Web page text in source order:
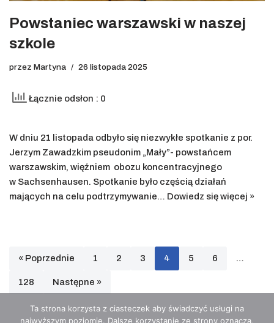
Powstaniec warszawski w naszej
szkole
przez Martyna 26 listopada 2025
Łącznie odsłon : 0
W dniu 21 listopada odbyło się niezwykłe spotkanie z por.
Jerzym Zawadzkim pseudonim „Mały”- powstańcem
warszawskim, więźniem obozu koncentracyjnego
w Sachsenhausen. Spotkanie było częścią działań
mających na celu podtrzymywanie… Dowiedz się więcej »
« Poprzednie 1 2 3 4 5 6 …
128 Następne »
Ta strona korzysta z ciasteczek aby świadczyć usługi na
najwyższym poziomie. Dalsze korzystanie ze strony oznacza,